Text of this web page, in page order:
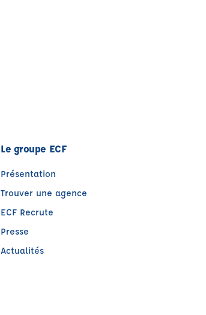
Le groupe ECF
Présentation
Trouver une agence
ECF Recrute
Presse
Actualités